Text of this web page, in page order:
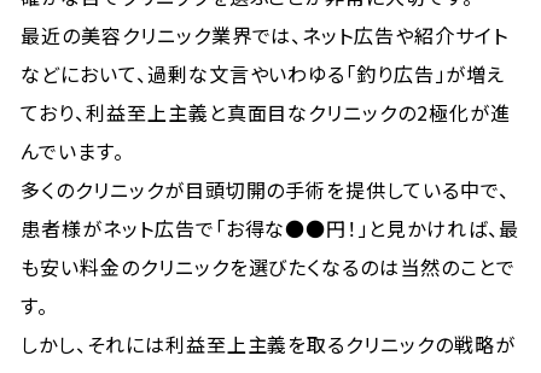
最近の美容クリニック業界では、ネット広告や紹介サイト
などにおいて、過剰な文言やいわゆる「釣り広告」が増え
ており、利益至上主義と真面目なクリニックの2極化が進
んでいます。
多くのクリニックが目頭切開の手術を提供している中で、
患者様がネット広告で「お得な●●円！」と見かければ、最
も安い料金のクリニックを選びたくなるのは当然のことで
す。
しかし、それには利益至上主義を取るクリニックの戦略が